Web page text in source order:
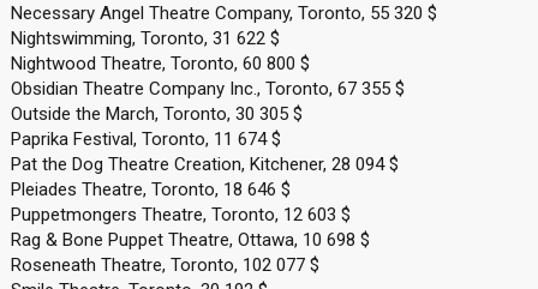
Necessary Angel Theatre Company, Toronto, 55 320 $
Nightswimming, Toronto, 31 622 $
Nightwood Theatre, Toronto, 60 800 $
Obsidian Theatre Company Inc., Toronto, 67 355 $
Outside the March, Toronto, 30 305 $
Paprika Festival, Toronto, 11 674 $
Pat the Dog Theatre Creation, Kitchener, 28 094 $
Pleiades Theatre, Toronto, 18 646 $
Puppetmongers Theatre, Toronto, 12 603 $
Rag & Bone Puppet Theatre, Ottawa, 10 698 $
Roseneath Theatre, Toronto, 102 077 $